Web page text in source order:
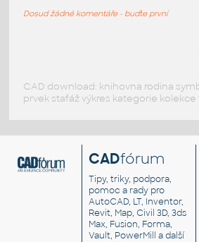
Apple iPhone 13 Pro
Dosud žádné komentáře - buďte první
CAD download: knihovna rodina
prvek stafáž výkres kategorie
CADfórum
Tipy, triky, podpora,
pomoc a rady pro
AutoCAD, LT, Inventor,
Revit, Map, Civil 3D, 3ds
Max, Fusion, Forma,
Vault, PowerMill a další